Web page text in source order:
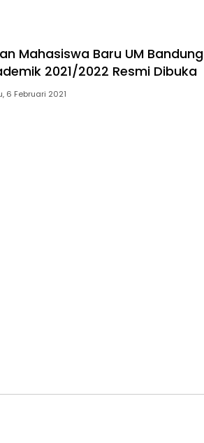
Mahasiswa Baru UM Bandung
2021/2022 Resmi Dibuka
6 Februari 2021